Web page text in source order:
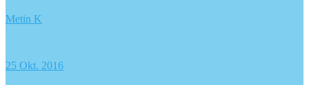
Metin K
25 Okt. 2016